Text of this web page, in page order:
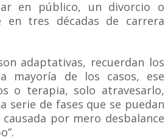
en público, un divorcio o
en tres décadas de carrera
adaptativas, recuerdan los
mayoría de los casos, ese
o terapia, solo atravesarlo,
serie de fases que se puedan
por mero desbalance